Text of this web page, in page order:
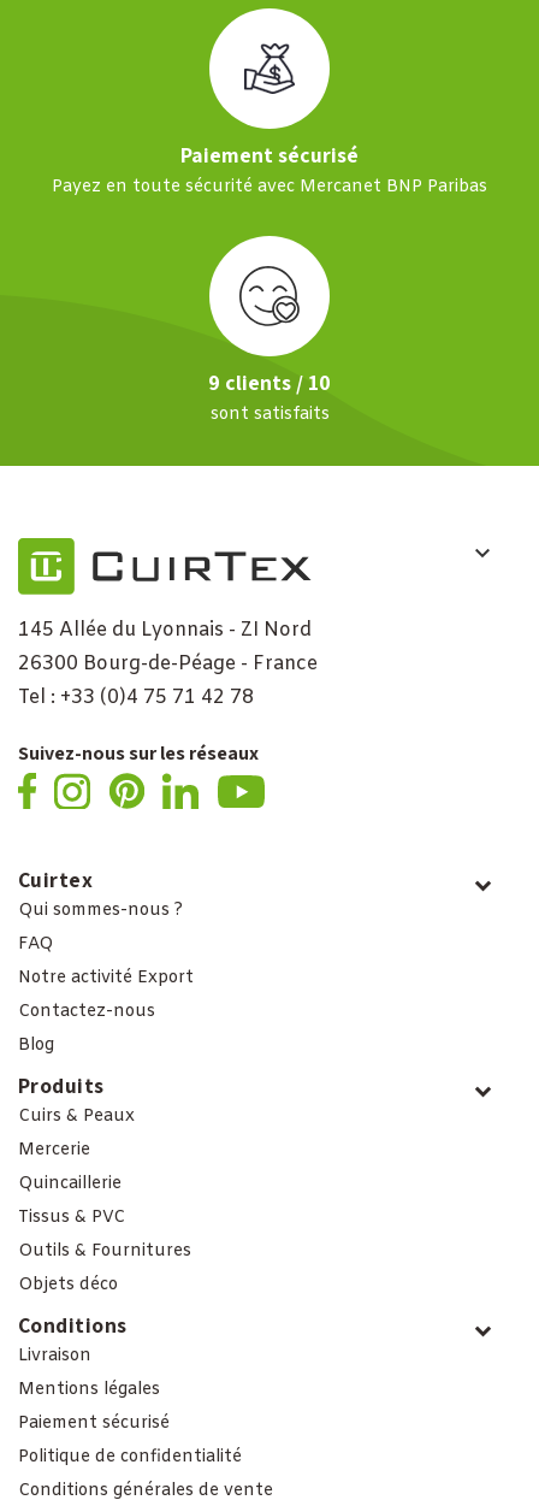
Paiement sécurisé
Payez en toute sécurité avec Mercanet BNP Paribas
9 clients / 10
sont satisfaits
145 Allée du Lyonnais - ZI Nord
26300 Bourg-de-Péage - France
Tel : +33 (0)4 75 71 42 78
Suivez-nous sur les réseaux
Cuirtex
Qui sommes-nous ?
FAQ
Notre activité Export
Contactez-nous
Blog
Produits
Cuirs & Peaux
Mercerie
Quincaillerie
Tissus & PVC
Outils & Fournitures
Objets déco
Conditions
Livraison
Mentions légales
Paiement sécurisé
Politique de confidentialité
Conditions générales de vente